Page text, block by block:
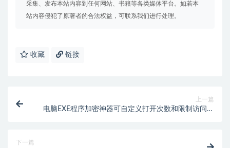
采集、发布本站内容到任何网站、书籍等各类媒体平台。如若本
站内容侵犯了原著者的合法权益，可联系我们进行处理。
收藏 链接
上一篇
电脑EXE程序加密神器可自定义打开次数和限制访问时
下一篇